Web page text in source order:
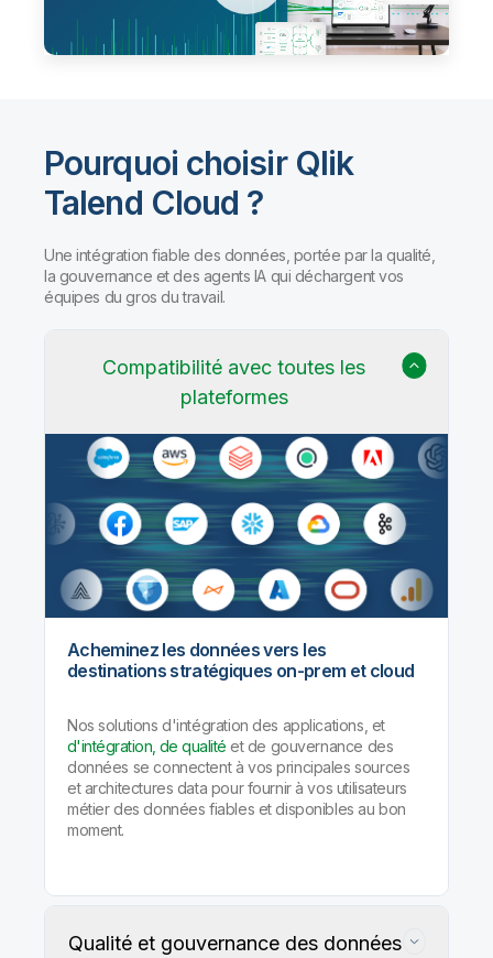
Pourquoi choisir Qlik
Talend Cloud ?
Une intégration fiable des données, portée par la qualité,
la gouvernance et des agents IA qui déchargent vos
équipes du gros du travail.
Compatibilité avec toutes les
plateformes
Acheminez les données vers les
destinations stratégiques on-prem et cloud
Nos solutions d'intégration des applications, et
d'intégration, de qualité et de gouvernance des
données se connectent à vos principales sources
et architectures data pour fournir à vos utilisateurs
métier des données fiables et disponibles au bon
moment.
Qualité et gouvernance des données